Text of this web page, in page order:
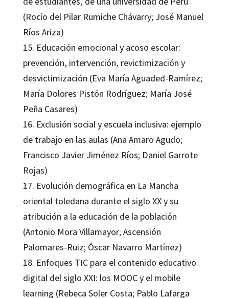
(Rocío del Pilar Rumiche Chávarry; José Manuel
Ríos Ariza)
15. Educación emocional y acoso escolar:
prevención, intervención, revictimización y
desvictimización (Eva María Aguaded-Ramírez;
María Dolores Pistón Rodríguez; María José
Peña Casares)
16. Exclusión social y escuela inclusiva: ejemplo
de trabajo en las aulas (Ana Amaro Agudo;
Francisco Javier Jiménez Ríos; Daniel Garrote
Rojas)
17. Evolución demográfica en La Mancha
oriental toledana durante el siglo XX y su
atribución a la educación de la población
(Antonio Mora Villamayor; Ascensión
Palomares-Ruiz; Óscar Navarro Martínez)
18. Enfoques TIC para el contenido educativo
digital del siglo XXI: los MOOC y el mobile
learning (Rebeca Soler Costa; Pablo Lafarga